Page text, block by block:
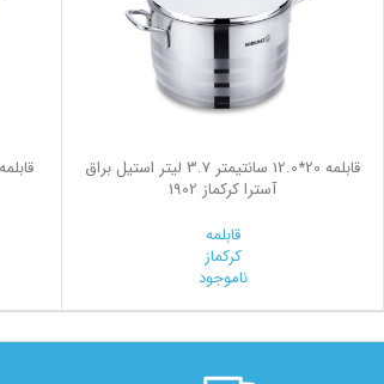
قابلمه 20*12.0 سانتیمتر 3.7 لیتر استیل براق
آسترا کرکماز 1902
قابلمه
کرکماز
ناموجود